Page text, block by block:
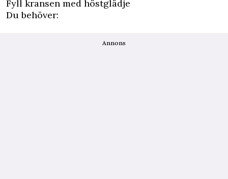
Fyll kransen med höstglädje
Du behöver:
Annons